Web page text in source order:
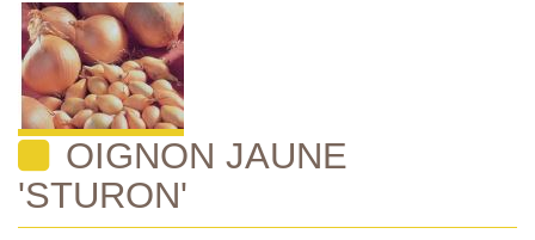
OIGNON JAUNE
'STURON'